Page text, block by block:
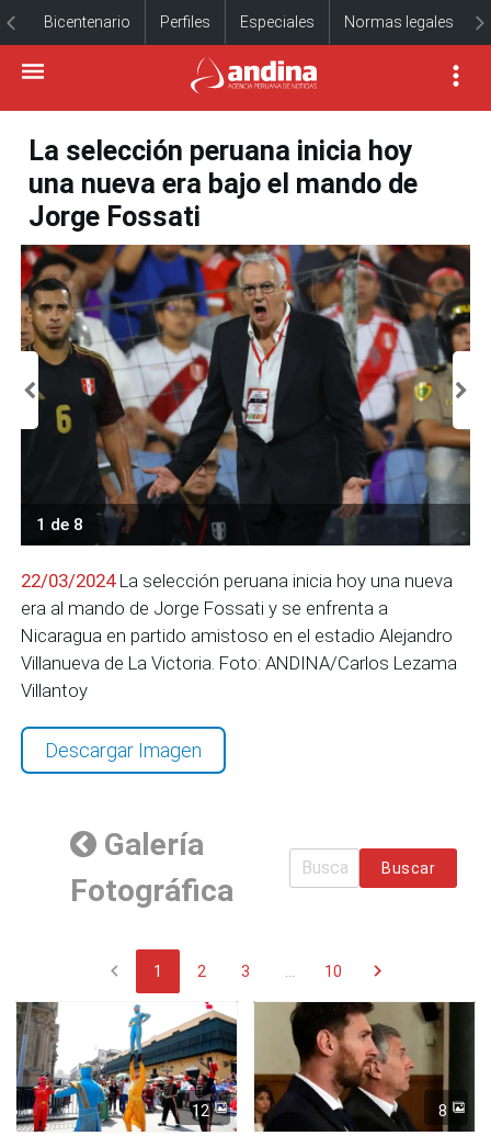
Bicentenario Perfiles Especiales Normas legales
La selección peruana inicia hoy
una nueva era bajo el mando de
Jorge Fossati
1 de 8
22/03/2024La selección peruana inicia hoy una nueva
era al mando de Jorge Fossati y se enfrenta a
Nicaragua en partido amistoso en el estadio Alejandro
Villanueva de La Victoria. Foto: ANDINA/Carlos Lezama
Villantoy
Descargar Imagen
Galería
Fotográfica
Buscar
chevron_left 1 2 3 10 chevron_right
12 8